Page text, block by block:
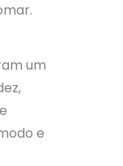
um
e